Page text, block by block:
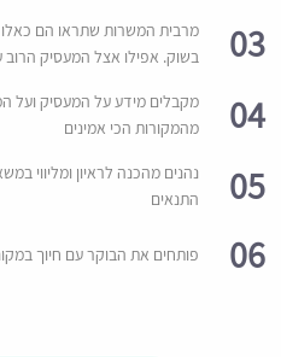
03
מרבית המשרות שתראו הם
בשוק. אפילו אצל המעסיק הרוב
04
מקבלים מידע על המעסיק ועל
מהמקורות הכי אמינים
05
נהנים מהכנה לראיון ומליווי
התנאים
06 פותחים את הבוקר עם חיוך